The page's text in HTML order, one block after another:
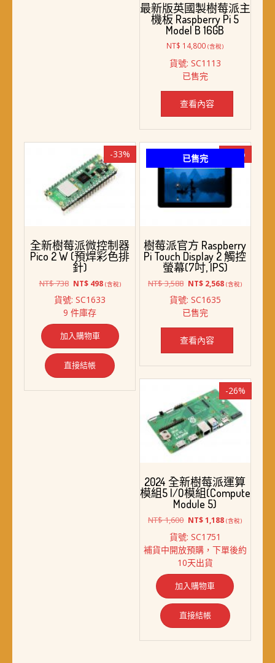
最新版英國製樹莓派主
機板 Raspberry Pi 5
Model B 16GB
NT$ 14,800 (含稅)
貨號: SC1113
已售完
查看內容
已售完 -28%
樹莓派官方 Raspberry
Pi Touch Display 2 觸控
螢幕(7吋, IPS)
NT$3,588 原
價
格：
NT$ 3,588。
NT$ 2,568目
NT$ 2,568。
(含稅)
貨號: SC1635
已售完
查看內容
-33%
全新樹莓派微控制器
Pico 2 W (預焊彩色排
針)
NT$738 原
價
格：
NT$ 738。
NT$498目
價
NT$ 498。
(含稅)
貨號: SC1633
9 件庫存
加入購物車
直接結帳
-26%
2024 全新樹莓派運算
模組5 I/O模組(Compute
Module 5)
NT$1,600 原
價
格：
NT$ 1,600。
NT$1,188目
格：
(含稅)
貨號: SC1751
補貨中開放預購，下單後約
10天出貨
加入購物車
直接結帳